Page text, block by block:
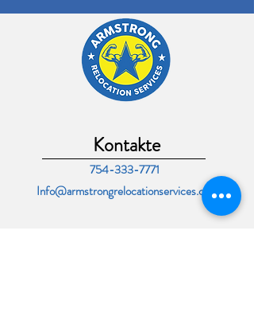
Kontakte
754-333-7771
Info@armstrongrelocationservices.com